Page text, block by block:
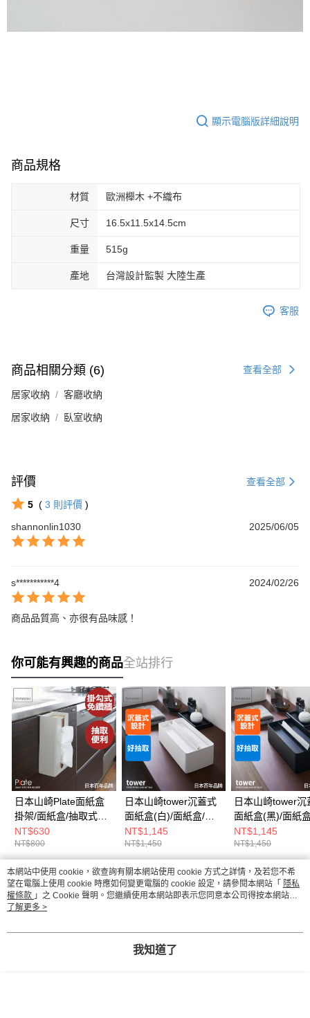
顯示電腦版詳細說明
商品規格
材質 歐洲櫸木 +不織布
尺寸 16.5x11.5x14.5cm
重量 515g
產地 台灣設計監製 大陸生產
客服
商品相關分類 (6) 查看全部
居家收納 客廳收納
居家收納 臥室收納
評價 查看全部
5 ( 3 則評價 )
shannonlin1030
2025/06/05
s***********4 2024/02/26
商品品質高、亦很有品味感！
你可能有興趣的商品全站排行
日本山崎Plate面紙盒
掛架/面紙盒/抽取式面
紙盒/面紙盒/衛生紙盒
NT$630
NT$800
日本山崎tower沉蓋式
面紙盒(白)/面紙盒/抽
取式面紙盒/面紙盒/衛
生紙盒
NT$1,145
NT$1,450
日本山崎tower沉
面紙盒(黑)/面紙
取式面紙盒/面紙
生紙盒
NT$1,145
NT$1,450
熱門標籤
本網站中使用 cookie，欲查詢有關本網站使用 cookie 方式之詳情，及若您不希
望在電腦上使用 cookie 時應如何變更電腦的 cookie 設定，請參閱本網站「 隱私
權條款 」之 Cookie 聲明。您繼續使用本網站即表示您同意本公司得按本網站使
用條款之 Cookie 聲明使用 cookie。
了解更多 >
我知道了